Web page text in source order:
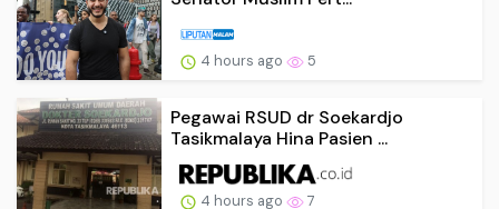
4 hours ago 5
Pegawai RSUD dr Soekardjo
Tasikmalaya Hina Pasien ...
4 hours ago 7